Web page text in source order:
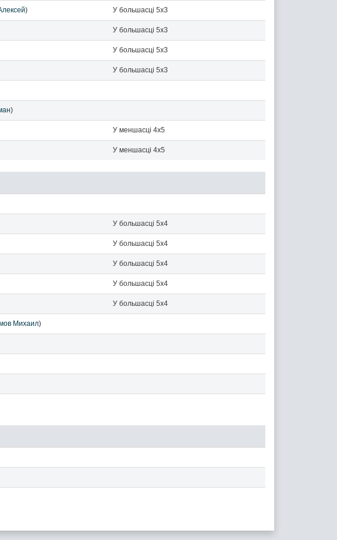
) У большасці 5x3
У большасці 5x3
У большасці 5x3
У большасці 5x3
)
У меншасці 4x5
У меншасці 4x5
У большасці 5x4
У большасці 5x4
У большасці 5x4
У большасці 5x4
У большасці 5x4
Михаил)